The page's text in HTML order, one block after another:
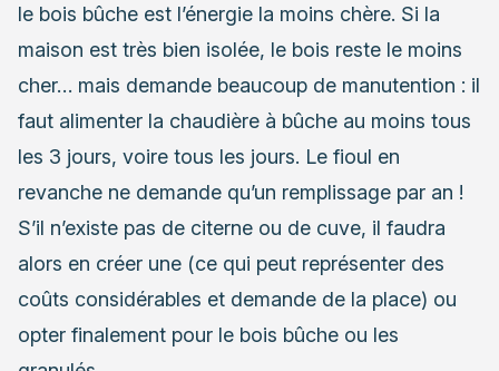
le bois bûche est l’énergie la moins chère. Si la
maison est très bien isolée, le bois reste le moins
cher… mais demande beaucoup de manutention : il
faut alimenter la chaudière à bûche au moins tous
les 3 jours, voire tous les jours. Le fioul en
revanche ne demande qu’un remplissage par an !
S’il n’existe pas de citerne ou de cuve, il faudra
alors en créer une (ce qui peut représenter des
coûts considérables et demande de la place) ou
opter finalement pour le bois bûche ou les